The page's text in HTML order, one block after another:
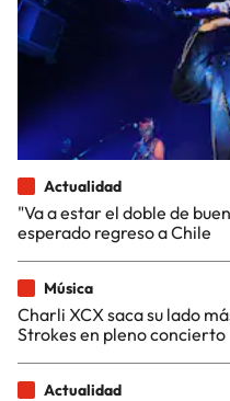
Actualidad
"Va a estar el doble de
esperado regreso a Chile
Música
Charli XCX saca su lado
Strokes en pleno concierto
Actualidad